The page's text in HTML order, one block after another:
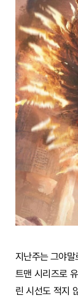
지난주는 그야
트맨 시리즈로
린 시선도 적지